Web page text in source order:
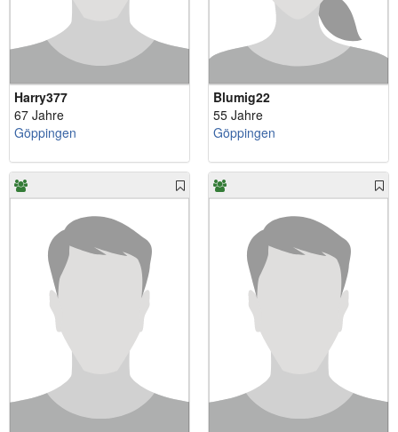
Harry377
67 Jahre
Göppingen
Blumig22
55 Jahre
Göppingen